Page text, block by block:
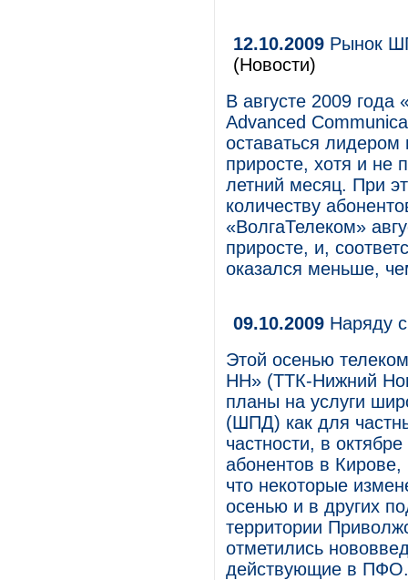
12.10.2009 Рынок
(Новости)
В августе 2009
Advanced
оставаться
приросте, хотя и не
летний месяц. При
количеству
«ВолгаТелеком»
приросте, и,
оказался меньше,
09.10.2009 Наряду
Этой осенью
НН» (ТТК-Нижний
планы на услуги
(ШПД) как для
частности, в
абонентов в
что некоторые
осенью и в других
территории
отметились
действующие в ПФО.